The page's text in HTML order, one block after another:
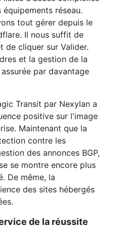
réseau.
tout gérer depuis le
Il nous suffit de
de cliquer sur Valider.
et la gestion de la
par davantage
Transit par Nexylan a
positive sur l'image
Maintenant que la
contre les
des annonces BGP,
se montre encore plus
De même, la
des sites hébergés
de la réussite